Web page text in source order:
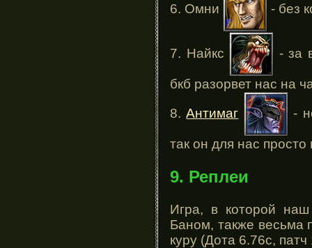
6. Омни - без
7. Найкс - за
бкб разорвет нас на
8.Антимаг -
так он для нас просто
9. Реплеи
Игра, в которой
Баном, также весьма
куру (Дота 6.76с,